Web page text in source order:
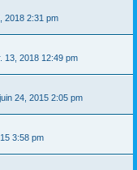
2018 2:31 pm
13, 2018 12:49 pm
24, 2015 2:05 pm
3:58 pm